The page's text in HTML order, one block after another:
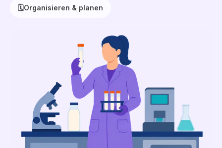
🗓️Organisieren & planen